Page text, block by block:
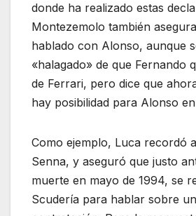
donde ha realizado estas
Montezemolo también
hablado con Alonso, aunque
«halagado» de que Fernando
de Ferrari, pero dice que
hay posibilidad para Alonso
Como ejemplo, Luca recordó
Senna, y aseguró que justo
muerte en mayo de 1994, se
Scudería para hablar sobre